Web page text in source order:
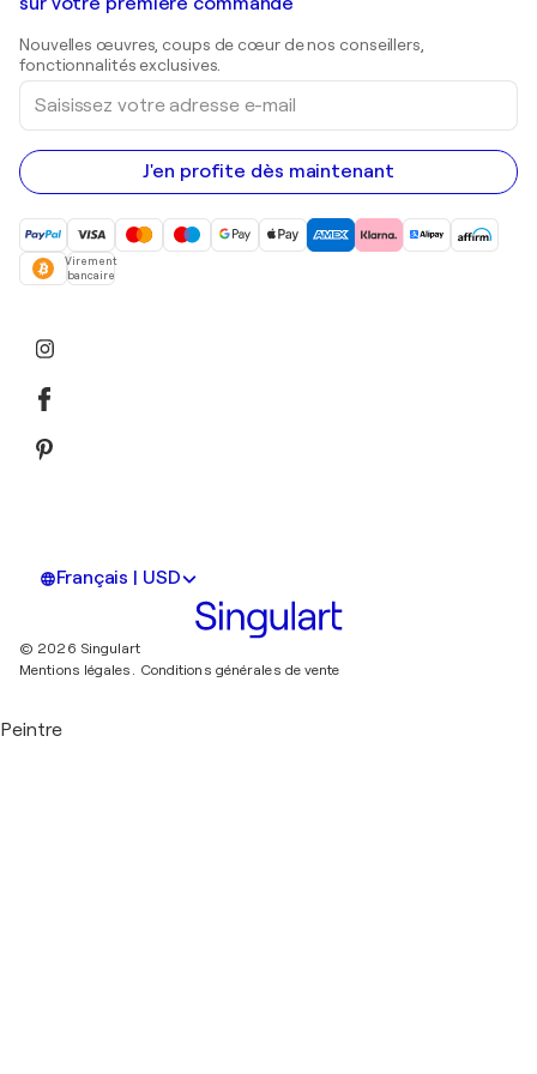
Estampes
Peintures acryliques
Nouvelles œuvres, coups de cœur de nos conseillers,
fonctionnalités exclusives.
Saisissez
votre
adresse
e-
mail
J'en profite dès maintenant
Virement
bancaire
Français | USD
© 2026 Singulart
Mentions légales. Conditions générales de vente
Peintre